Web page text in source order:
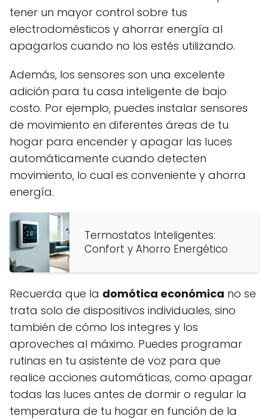
tener un mayor control sobre tus
electrodomésticos y ahorrar energía al
apagarlos cuando no los estés utilizando.
Además, los sensores son una excelente
adición para tu casa inteligente de bajo
costo. Por ejemplo, puedes instalar sensores
de movimiento en diferentes áreas de tu
hogar para encender y apagar las luces
automáticamente cuando detecten
movimiento, lo cual es conveniente y ahorra
energía.
Termostatos Inteligentes:
Confort y Ahorro Energético
Recuerda que la domótica económica no se
trata solo de dispositivos individuales, sino
también de cómo los integres y los
aproveches al máximo. Puedes programar
rutinas en tu asistente de voz para que
realice acciones automáticas, como apagar
todas las luces antes de dormir o regular la
temperatura de tu hogar en función de la